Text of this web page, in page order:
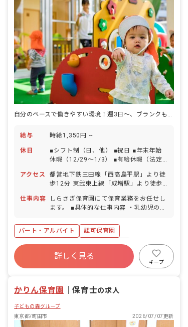
荒川区の「借り上げ社宅制度（家賃補
助）」を利用した引越し・入居サポート
も相談に乗ります！
自分のペースで働きやすい環境！週3日～、ブランクも初心者も大歓迎！
給与 時給1,350円 ~
休日
■シフト制（日、他） ■祝日 ■年末年始
休暇（12/29～1/3） ■有給休暇（法定
アクセス
都営地下鉄三田線「西高島平駅」より徒
歩12分 東武東上線「成増駅」より徒歩
仕事内容
しらさぎ保育園にて保育業務をお任せし
ます。 ■具体的な仕事内容 ・乳幼児の保
パート・アルバイト
認可保育園
福利厚生充実
社会保険完備
有給
産休育休制度
社会福祉法人
詳しく見る
キープ
かりん保育園 ｜保育士の求人
子どもの森グループ
東京都/町田市
2026/07/07更新